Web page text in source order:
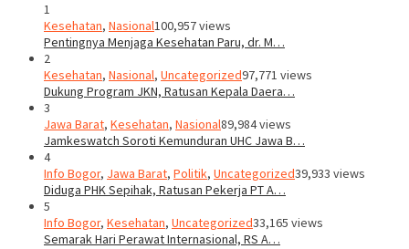
1
Kesehatan, Nasional100,957 views
Pentingnya Menjaga Kesehatan Paru, dr. M…
2
Kesehatan, Nasional, Uncategorized97,771 views
Dukung Program JKN, Ratusan Kepala Daera…
3
Jawa Barat, Kesehatan, Nasional89,984 views
Jamkeswatch Soroti Kemunduran UHC Jawa B…
4
Info Bogor, Jawa Barat, Politik, Uncategorized39,933 views
Diduga PHK Sepihak, Ratusan Pekerja PT A…
5
Info Bogor, Kesehatan, Uncategorized33,165 views
Semarak Hari Perawat Internasional, RS A…